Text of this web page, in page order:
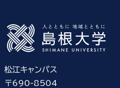
松江キャンパス
〒690-8504